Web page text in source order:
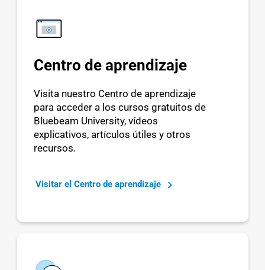
Centro de aprendizaje
Visita nuestro Centro de aprendizaje
para acceder a los cursos gratuitos de
Bluebeam University, vídeos
explicativos, artículos útiles y otros
recursos.
Visitar el Centro de aprendizaje